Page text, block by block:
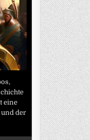
eine
der